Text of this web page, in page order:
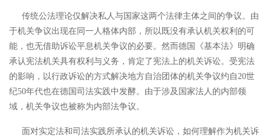
传统公法理论仅解决私人与国家这两个法律主体之间的争议。由
于机关争议出现在同一人格体内部，所以既没有承认机关权利的可
能，也无借助诉讼平息机关争议的必要。然而德国《基本法》明确
承认宪法机关具有权利与义务，肯定了宪法上的机关诉讼。受宪法
的影响，以行政诉讼的方式解决地方自治团体的机关争议约自20世
纪50年代也在德国司法实践中发酵。由于涉及国家法人的内部领
域，机关争议也被称为内部法争议。
面对实定法和司法实践所承认的机关诉讼，如何理解作为机关诉